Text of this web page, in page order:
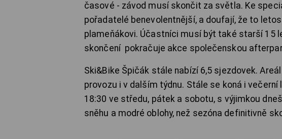
časové - závod musí skončit za světla. Ke
pořadatelé benevolentnější, a doufají, že to
plameňákovi. Účastníci musí být také starší 15
skončení pokračuje akce společenskou
Ski&Bike Špičák stále nabízí 6,5 sjezdovek.
provozu i v dalším týdnu. Stále se koná i večerní
18:30 ve středu, pátek a sobotu, s výjimkou
sněhu a modré oblohy, než sezóna definitivně